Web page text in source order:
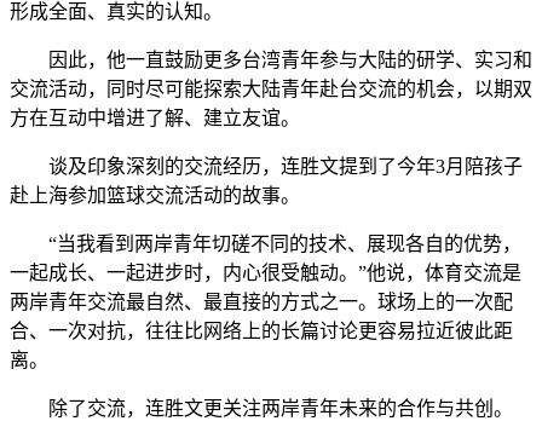
形成全面、真实的认知。
因此，他一直鼓励更多台湾青年参与大陆的研学、实习和
交流活动，同时尽可能探索大陆青年赴台交流的机会，以期双
方在互动中增进了解、建立友谊。
谈及印象深刻的交流经历，连胜文提到了今年3月陪孩子
赴上海参加篮球交流活动的故事。
“当我看到两岸青年切磋不同的技术、展现各自的优势，
一起成长、一起进步时，内心很受触动。”他说，体育交流是
两岸青年交流最自然、最直接的方式之一。球场上的一次配
合、一次对抗，往往比网络上的长篇讨论更容易拉近彼此距
离。
除了交流，连胜文更关注两岸青年未来的合作与共创。